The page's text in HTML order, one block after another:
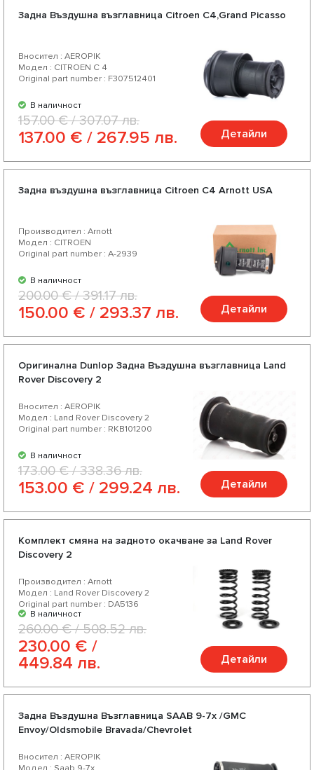
Задна Въздушна възглавница Citroen C4,Grand Picasso
Вносител : AEROPIK
Модел : CITROEN C 4
Original part number : F307512401
В наличност
157.00 € / 307.07 лв.
137.00 € / 267.95 лв. Детайли
Задна въздушна възглавница Citroen C4 Arnott USA
Производител : Arnott
Модел : CITROEN
Original part number : A-2939
В наличност
200.00 € / 391.17 лв.
150.00 € / 293.37 лв. Детайли
Оригинална Dunlop Задна Въздушна възглавница Land
Rover Discovery 2
Вносител : AEROPIK
Модел : Land Rover Discovery 2
Original part number : RKB101200
В наличност
173.00 € / 338.36 лв.
153.00 € / 299.24 лв. Детайли
Комплект смяна на задното окачване за Land Rover
Discovery 2
Производител : Arnott
Модел : Land Rover Discovery 2
Original part number : DA5136
В наличност
260.00 € / 508.52 лв.
230.00 € /
449.84 лв.
Детайли
Задна Въздушна Възглавница SAAB 9-7x /GMC
Envoy/Oldsmobile Bravada/Chevrolet
Вносител : AEROPIK